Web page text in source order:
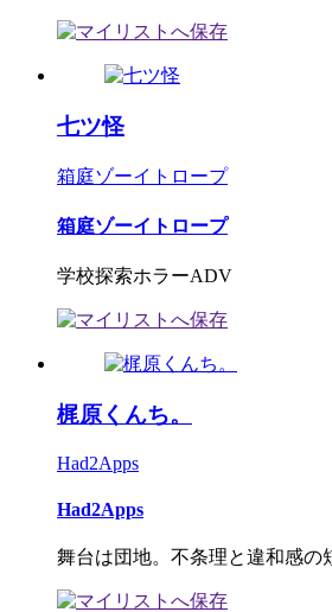
七ツ怪
箱庭ゾーイトロープ
箱庭ゾーイトロープ
学校探索ホラーADV
梶原くんち。
Had2Apps
Had2Apps
舞台は団地。不条理と違和感の